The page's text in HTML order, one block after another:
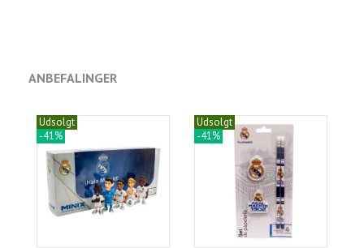
ANBEFALINGER
Udsolgt
-41%
Udsolgt
-41%